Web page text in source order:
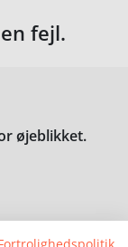
fejl.
øjeblikket.